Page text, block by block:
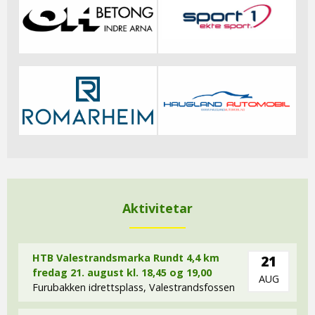
Aktivitetar
HTB Valestrandsmarka Rundt 4,4 km
fredag 21. august kl. 18,45 og 19,00
Furubakken idrettsplass, Valestrandsfossen
21
AUG